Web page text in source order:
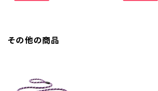
その他の商品